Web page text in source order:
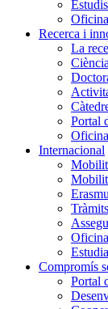
Recerca i
La
Portal
Internacional
Compromís
Portal